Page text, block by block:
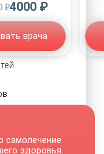
₽4000 ₽
врача
самолечение
здоровья.